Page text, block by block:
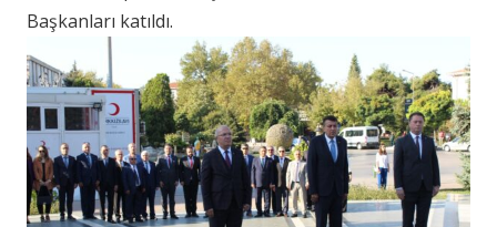
Başkanları katıldı.